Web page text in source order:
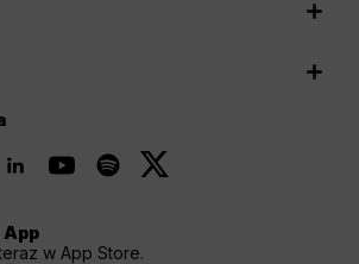
w App Store.